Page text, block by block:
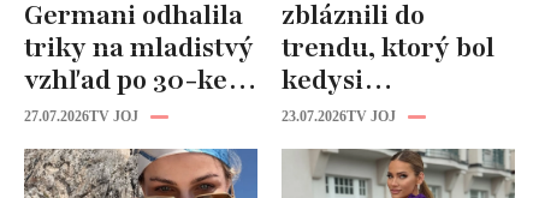
Germani odhalila
triky na mladistvý
vzhľad po 30-ke:
Fungujú lepšie
než drahá
kozmetika
27.07.2026TV JOJ
zbláznili do
trendu, ktorý bol
kedysi
katastrofou:
„Mušie nohy“ sú
späť!
23.07.2026TV JOJ